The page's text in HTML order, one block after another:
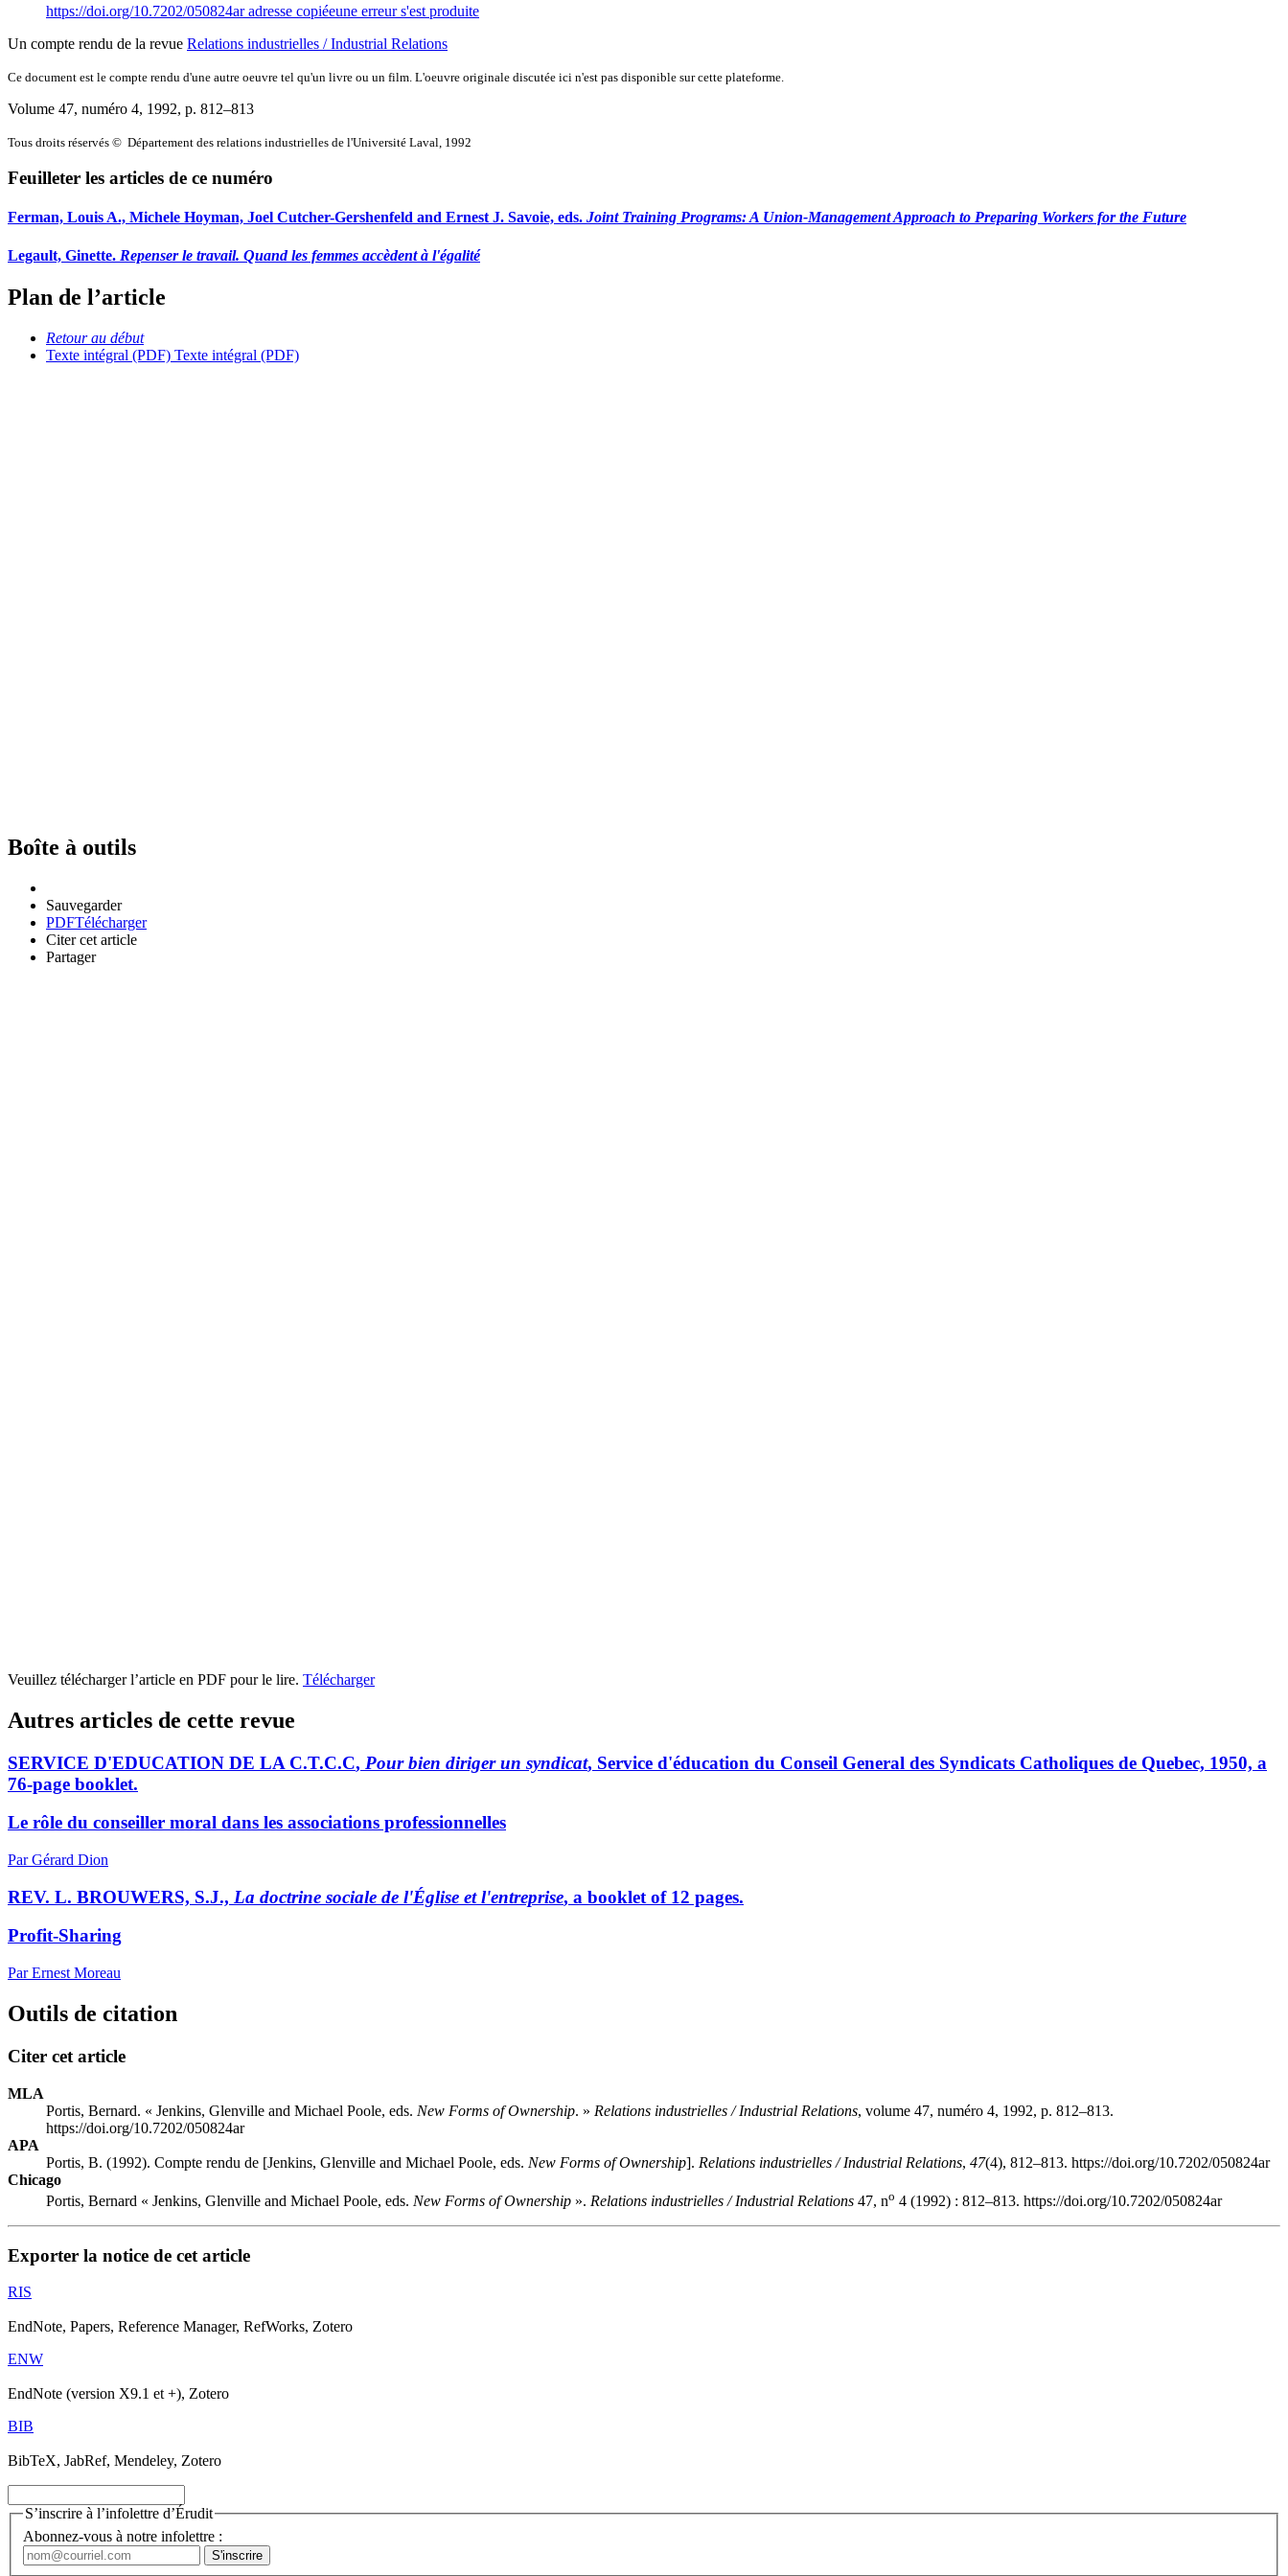
https://doi.org/10.7202/050824aradresse copiéeune erreur s'est produite
Un compte rendu de la revue Relations industrielles / Industrial Relations
Ce document est le compte rendu d'une autre oeuvre tel qu'un livre ou un film. L'oeuvre originale discutée ici n'est pas disponible sur cette plateforme.
Volume 47, numéro 4, 1992, p. 812–813
Tous droits réservés © Département des relations industrielles de l'Université Laval, 1992
Feuilleter les articles de ce numéro
Ferman, Louis A., Michele Hoyman, Joel Cutcher-Gershenfeld and Ernest J. Savoie, eds. Joint Training Programs: A Union-Management Approach to Preparing Workers for the Future
Legault, Ginette. Repenser le travail. Quand les femmes accèdent à l'égalité
Plan de l’article
Retour au début
Texte intégral (PDF) Texte intégral (PDF)
Boîte à outils
Sauvegarder
PDFTélécharger
Citer cet article
Partager
Veuillez télécharger l’article en PDF pour le lire. Télécharger
Autres articles de cette revue
SERVICE D'EDUCATION DE LA C.T.C.C, Pour bien diriger un syndicat, Service d'éducation du Conseil General des Syndicats Catholiques de Quebec, 1950, a
76-page booklet.
Le rôle du conseiller moral dans les associations professionnelles
Par Gérard Dion
REV. L. BROUWERS, S.J., La doctrine sociale de l'Église et l'entreprise, a booklet of 12 pages.
Profit-Sharing
Par Ernest Moreau
Outils de citation
Citer cet article
MLA
Portis, Bernard. « Jenkins, Glenville and Michael Poole, eds. New Forms of Ownership. » Relations industrielles / Industrial Relations, volume 47, numéro 4, 1992, p. 812–813.
https://doi.org/10.7202/050824ar
APA
Portis, B. (1992). Compte rendu de [Jenkins, Glenville and Michael Poole, eds. New Forms of Ownership]. Relations industrielles / Industrial Relations, 47(4), 812–813. https://doi.org/10.7202/050824ar
Chicago
Portis, Bernard « Jenkins, Glenville and Michael Poole, eds. New Forms of Ownership ». Relations industrielles / Industrial Relations 47, no 4 (1992) : 812–813. https://doi.org/10.7202/050824ar
Exporter la notice de cet article
RIS
EndNote, Papers, Reference Manager, RefWorks, Zotero
ENW
EndNote (version X9.1 et +), Zotero
BIB
BibTeX, JabRef, Mendeley, Zotero
S’inscrire à l’infolettre d’Érudit
Abonnez-vous à notre infolettre :